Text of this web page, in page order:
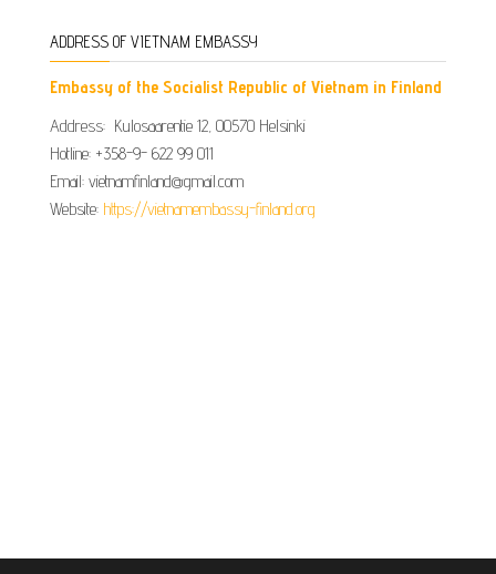
ADDRESS OF VIETNAM EMBASSY
Embassy of the Socialist Republic of Vietnam in Finland
Address: Kulosaarentie 12, 00570 Helsinki
Hotline: +358-9- 622 99 011​​
Email: vietnamfinland@gmail.com
Website: https://vietnamembassy-finland.org